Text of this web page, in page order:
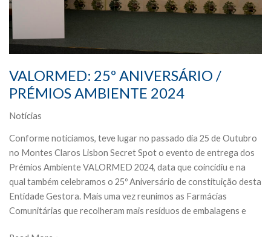
VALORMED: 25º ANIVERSÁRIO /
PRÉMIOS AMBIENTE 2024
Notícias
Conforme noticiamos, teve lugar no passado dia 25 de Outubro
no Montes Claros Lisbon Secret Spot o evento de entrega dos
Prémios Ambiente VALORMED 2024, data que coincidiu e na
qual também celebramos o 25º Aniversário de constituição desta
Entidade Gestora. Mais uma vez reunimos as Farmácias
Comunitárias que recolheram mais resíduos de embalagens e